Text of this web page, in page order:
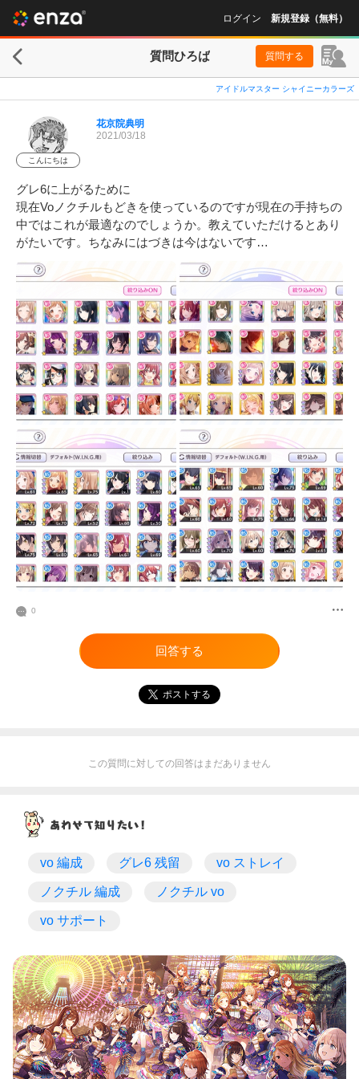
ログイン 新規登録（無料）
質問ひろば 質問する
アイドルマスター シャイニーカラーズ
こんにちは
花京院典明
2021/03/18
グレ6に上がるために
現在Voノクチルもどきを使っているのですが現在の手持ちの
中ではこれが最適なのでしょうか。教えていただけるとあり
がたいです。ちなみにはづきは今はないです…
0
回答する
ポストする
この質問に対しての回答はまだありません
vo 編成 グレ6 残留 vo ストレイ
ノクチル 編成 ノクチル vo
vo サポート